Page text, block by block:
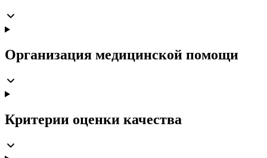
Организация медицинской помощи
Критерии оценки качества